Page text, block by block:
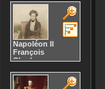
1769
19
Décès :
Napoléon II
François
Charles
BONAPARTE
Naissance :